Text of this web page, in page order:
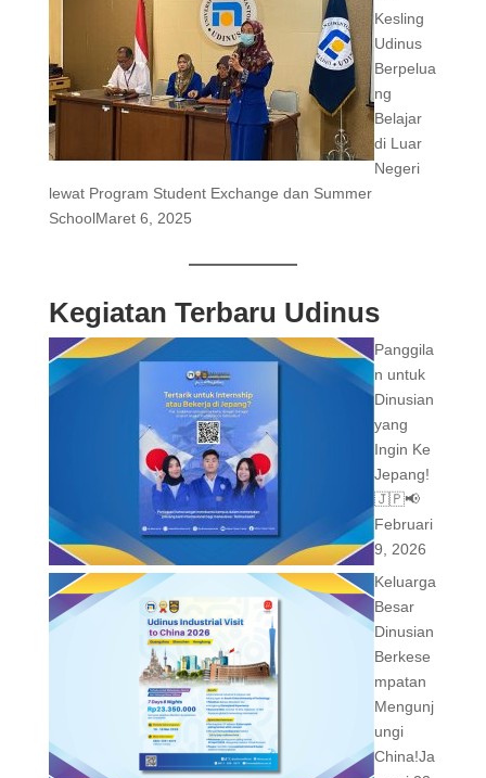
Kesling
Udinus
Berpelua
ng
Belajar
di Luar
Negeri
lewat Program Student Exchange dan Summer
SchoolMaret 6, 2025
Kegiatan Terbaru Udinus
Panggila
n untuk
Dinusian
yang
Ingin Ke
Jepang!
🇯🇵📢
Februari
9, 2026
Keluarga
Besar
Dinusian
Berkese
mpatan
Mengunj
ungi
China!Ja